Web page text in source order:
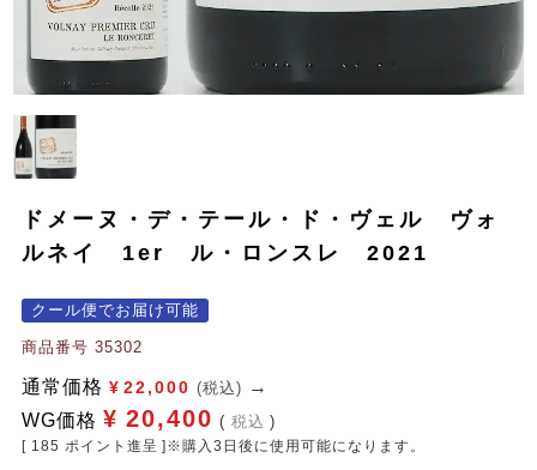
ドメーヌ・デ・テール・ド・ヴェル ヴォ
ルネイ 1er ル・ロンスレ 2021
クール便でお届け可能
商品番号 35302
通常価格 ¥ 22,000 (税込)
WG価格 ¥ 20,400 税込
[ 185 ポイント進呈 ]※購入3日後に使用可能になります。